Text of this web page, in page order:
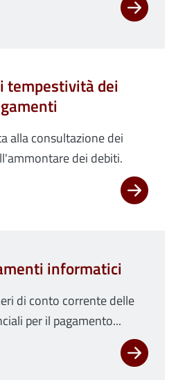
tempestività dei
alla consultazione dei
dei debiti.
informatici
di conto corrente delle
per il pagamento...